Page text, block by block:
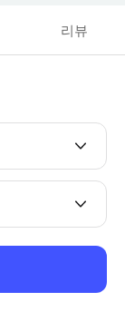
리뷰